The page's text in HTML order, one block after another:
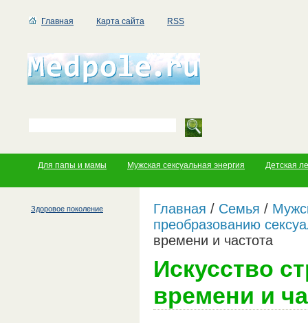
Главная Карта сайта RSS
Для папы и мамы Мужская сексуальная энергия Детская
Здоровое поколение Главная / Семья /
преобразованию
времени и частота
Искусство
времени и